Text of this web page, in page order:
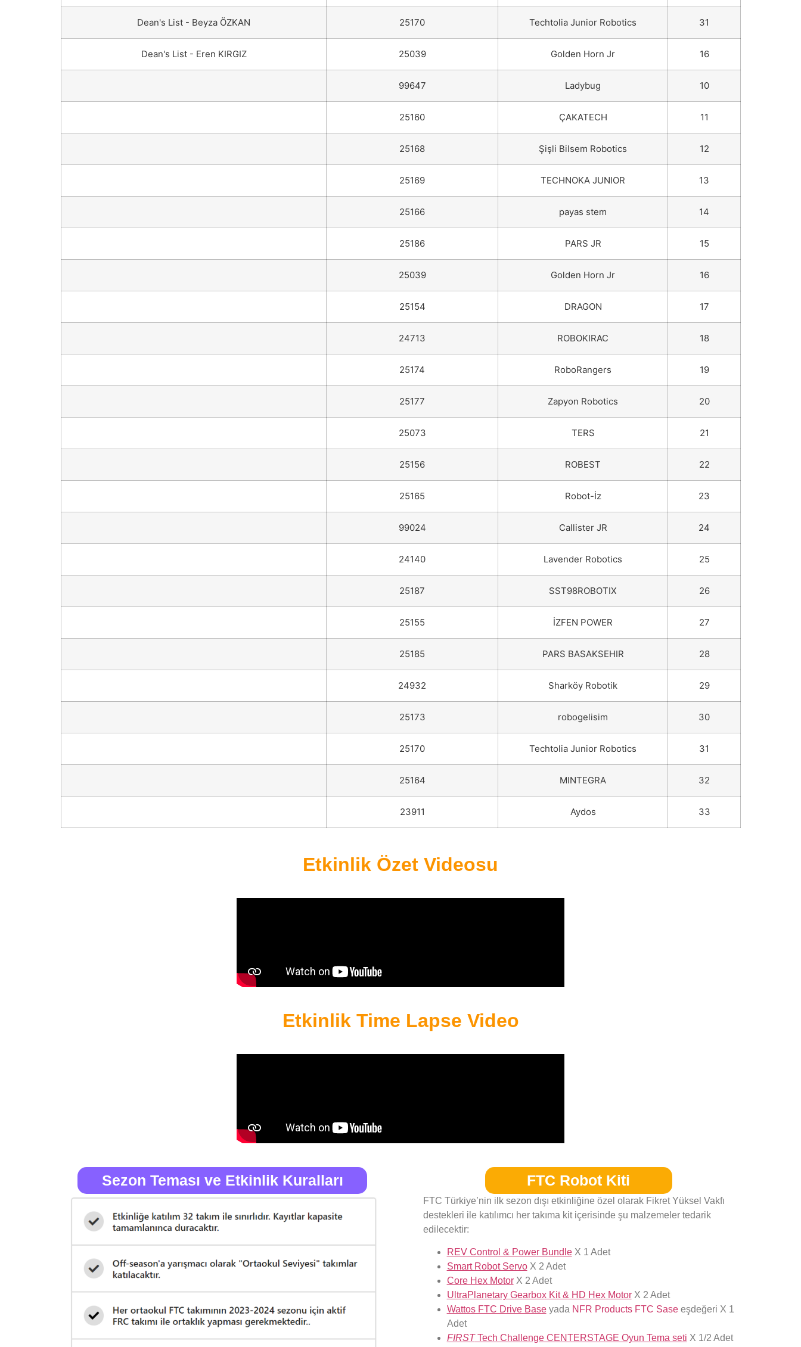
Dean's List - Beyza ÖZKAN 25170 Techtolia Junior Robotics 31
Dean's List - Eren KIRGIZ 25039 Golden Horn Jr 16
99647 Ladybug 10
25160 ÇAKATECH 11
25168 Şişli Bilsem Robotics 12
25169 TECHNOKA JUNIOR 13
25166 payas stem 14
25186 PARS JR 15
25039 Golden Horn Jr 16
25154 DRAGON 17
24713 ROBOKIRAC 18
25174 RoboRangers 19
25177 Zapyon Robotics 20
25073 TERS 21
25156 ROBEST 22
25165 Robot-İz 23
99024 Callister JR 24
24140 Lavender Robotics 25
25187 SST98ROBOTIX 26
25155 İZFEN POWER 27
25185 PARS BASAKSEHIR 28
24932 Sharköy Robotik 29
25173 robogelisim 30
25170 Techtolia Junior Robotics 31
25164 MINTEGRA 32
23911 Aydos 33
Etkinlik Özet Videosu
Etkinlik Time Lapse Video
Sezon Teması ve Etkinlik Kuralları FTC Robot Kiti
FTC Türkiye’nin ilk sezon dışı etkinliğine özel olarak Fikret Yüksel Vakfı
destekleri ile katılımcı her takıma kit içerisinde şu malzemeler tedarik
edilecektir:
REV Control & Power BundleX 1 Adet
Smart Robot ServoX 2 Adet
Core Hex MotorX 2 Adet
UltraPlanetary Gearbox Kit & HD Hex MotorX 2 Adet
Wattos FTC Drive Baseyada NFR Products FTC Saseeşdeğeri X 1
Adet
FIRSTTech Challenge CENTERSTAGE Oyun Tema seti X 1/2 Adet